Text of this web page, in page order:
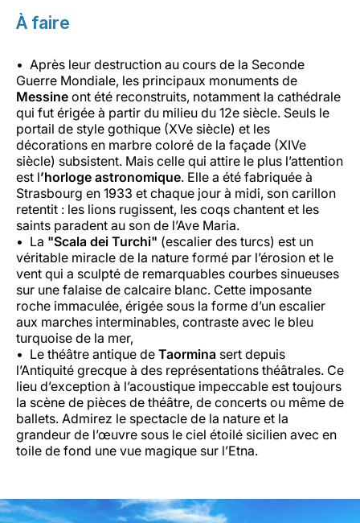
À faire
Après leur destruction au cours de la Seconde
Guerre Mondiale, les principaux monuments de
Messine ont été reconstruits, notamment la cathédrale
qui fut érigée à partir du milieu du 12e siècle. Seuls le
portail de style gothique (XVe siècle) et les
décorations en marbre coloré de la façade (XIVe
siècle) subsistent. Mais celle qui attire le plus l’attention
est l’horloge astronomique. Elle a été fabriquée à
Strasbourg en 1933 et chaque jour à midi, son carillon
retentit : les lions rugissent, les coqs chantent et les
saints paradent au son de l’Ave Maria.
La "Scala dei Turchi" (escalier des turcs) est un
véritable miracle de la nature formé par l’érosion et le
vent qui a sculpté de remarquables courbes sinueuses
sur une falaise de calcaire blanc. Cette imposante
roche immaculée, érigée sous la forme d’un escalier
aux marches interminables, contraste avec le bleu
turquoise de la mer,
Le théâtre antique de Taormina sert depuis
l’Antiquité grecque à des représentations théâtrales. Ce
lieu d’exception à l’acoustique impeccable est toujours
la scène de pièces de théâtre, de concerts ou même de
ballets. Admirez le spectacle de la nature et la
grandeur de l’œuvre sous le ciel étoilé sicilien avec en
toile de fond une vue magique sur l’Etna.